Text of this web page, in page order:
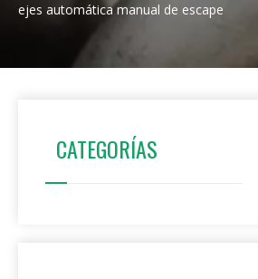
ejes automática manual de escape
CATEGORÍAS